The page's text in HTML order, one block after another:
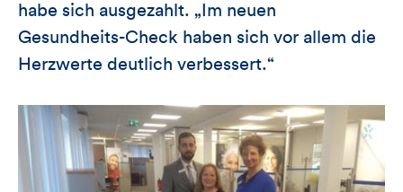
habe sich ausgezahlt. „Im neuen
Gesundheits-Check haben sich vor allem die
Herzwerte deutlich verbessert.“